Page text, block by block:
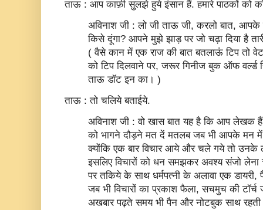
ताऊ : आप काफ़ी सुलझे हुये इंसान हैं. हमारे पाठकों को
अविनाश जी : लो जी ताऊ जी, करलो बात, आपके
किसे दूंगा? आपने मुझे झाड़ पर जो चढ़ा दिया है
( वैसे कान में एक राज की बात बतलाऊं टिप तो
को टिप दिलवाने पर, जरूर गिनीज बुक ऑफ वर्ल्‍ड
ताऊ डॉट इन का। )
ताऊ : तो चलिये बताईये.
अविनाश जी : वो खास बात यह है कि आप लेखक हैं
को भागने दौड़ने मत दें मतलब जब भी आपके मन में
क्‍योंकि एक बार विचार आये और चले गये तो उनके
इसलिए विचारों को धन समझकर अवश्‍य संजो लेना
पर तकिये के साथ धर्मपत्‍नी के अलावा एक डायरी,
जब भी विचारों का प्रकाश फैला, सचमुच की
अखबार पढ़ते समय भी पैन और नोटबुक साथ